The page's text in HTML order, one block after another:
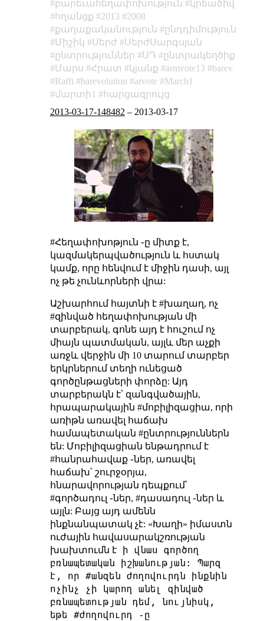
բարեւահեղափոխություն
կրեածիվ
հղանցք
2013
2008
քաղաքականություն
ընդդիմություն
Միշիկ
Սերժ
ՍերժՍարգսյան
ընտրություններ
ՍԴ
ընտրակեղծիք
Մարս
Հրատ կյանք armvote13
barev
Raffi
barevolution arvote
March1
մարտի1
հարցազրույց
2013-03-17-148482 – 2013-03-17
#Հեղափոխոթյուն ֊ը միտք է,
կազմակերպվածություն և հստակ
կամք, որը հենվում է միջին դասի, այլ
ոչ թե չունևորների վրա:
Աշխարհում հայտնի է #խաղաղ, ոչ
#զինված հեղափոխության մի
տարբերակ, գոնե այդ է հուշում ոչ
միայն պատմական, այլև մեր աչքի
առջև վերջին մի 10 տարում տարբեր
երկրներում տեղի ունեցած
գործընթացների փորձը: Այդ
տարբերակն է՝ զանգվածային,
հրապարակային #մոբիլիզացիա, որի
առիթն առավել հաճախ
համապետական #ընտրություններն
են: Մոբիլիզացիան ենթադրում է
#հանրահավաք ֊ներ, առավել
հաճախ՝ շուրջօրյա,
հնարավորության դեպքում՝
#գործադուլ ֊ներ, #դասադուլ ֊ներ և
այլն: Բայց այդ ամենն
ինքնանպատակ չէ: «Խաղի» իմաստն
ուժային հավասարակշռության
խախտումն էի վնաս գործող
բռնապետական իշխանության: Պարզ
է, որ #անզեն ժողովուրդն ինքնին
ոչինչ չի կարող անել զինված
բռնապետության դեմ, նույնիսկ,
եթե #ժողովուրդ ֊ը